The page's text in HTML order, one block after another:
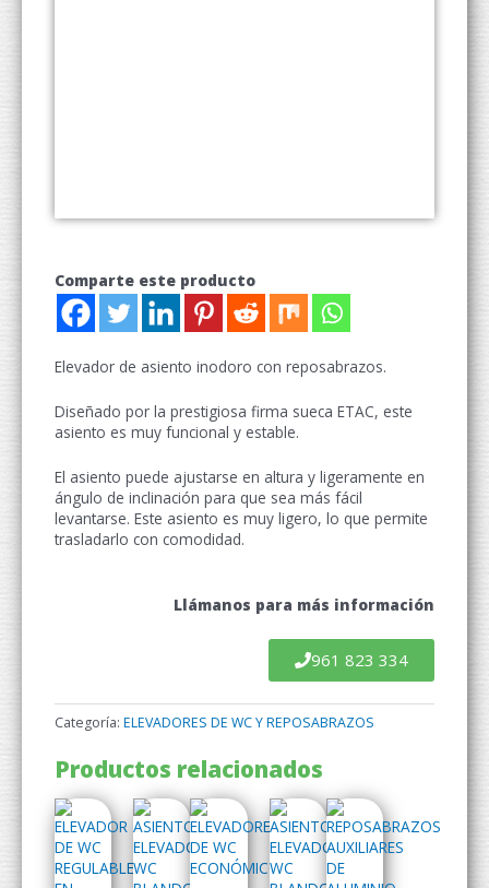
Comparte este producto
Elevador de asiento inodoro con reposabrazos.
Diseñado por la prestigiosa firma sueca ETAC, este
asiento es muy funcional y estable.
El asiento puede ajustarse en altura y ligeramente en
ángulo de inclinación para que sea más fácil
levantarse. Este asiento es muy ligero, lo que permite
trasladarlo con comodidad.
Llámanos para más información
961 823 334
Categoría: ELEVADORES DE WC Y REPOSABRAZOS
Productos relacionados